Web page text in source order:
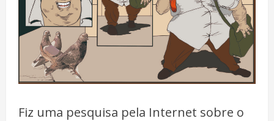
Fiz uma pesquisa pela Internet sobre o